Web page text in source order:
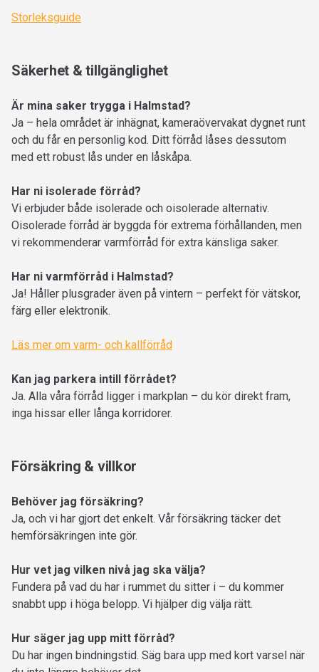
Storleksguide
Säkerhet & tillgänglighet
Är mina saker trygga i Halmstad?
Ja – hela området är inhägnat, kameraövervakat dygnet runt
och du får en personlig kod. Ditt förråd låses dessutom
med ett robust lås under en låskåpa.
Har ni isolerade förråd?
Vi erbjuder både isolerade och oisolerade alternativ.
Oisolerade förråd är byggda för extrema förhållanden, men
vi rekommenderar varmförråd för extra känsliga saker.
Har ni varmförråd i Halmstad?
Ja! Håller plusgrader även på vintern – perfekt för vätskor,
färg eller elektronik.
Läs mer om varm- och kallförråd
Kan jag parkera intill förrådet?
Ja. Alla våra förråd ligger i markplan – du kör direkt fram,
inga hissar eller långa korridorer.
Försäkring & villkor
Behöver jag försäkring?
Ja, och vi har gjort det enkelt. Vår försäkring täcker det
hemförsäkringen inte gör.
Hur vet jag vilken nivå jag ska välja?
Fundera på vad du har i rummet du sitter i – du kommer
snabbt upp i höga belopp. Vi hjälper dig välja rätt.
Hur säger jag upp mitt förråd?
Du har ingen bindningstid. Säg bara upp med kort varsel när